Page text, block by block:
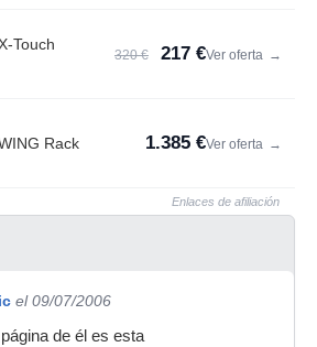
Touch
320 € 217 €Ver oferta →
Rack 1.385 €Ver oferta →
Enlaces de afiliación
el 09/07/2006
de él es esta